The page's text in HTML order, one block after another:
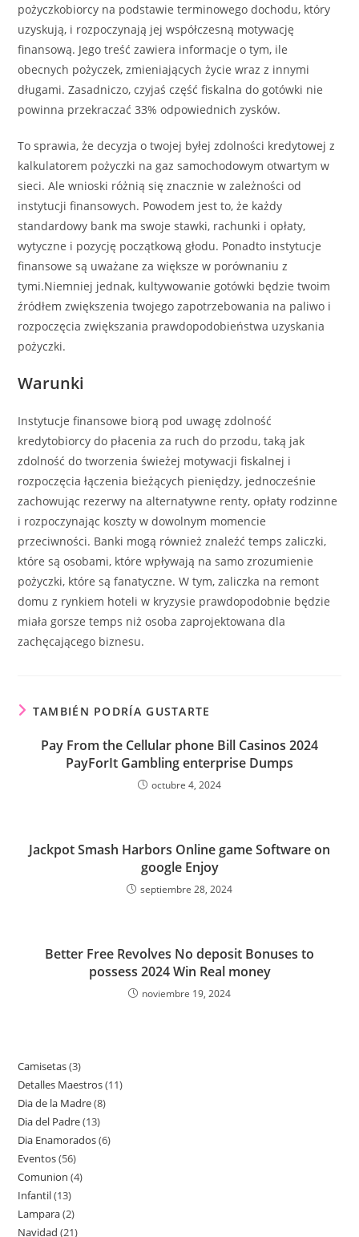
pożyczkobiorcy na podstawie terminowego dochodu, który
uzyskują, i rozpoczynają jej współczesną motywację
finansową. Jego treść zawiera informacje o tym, ile
obecnych pożyczek, zmieniających życie wraz z innymi
długami. Zasadniczo, czyjaś część fiskalna do gotówki nie
powinna przekraczać 33% odpowiednich zysków.
To sprawia, że ​​decyzja o twojej byłej zdolności kredytowej z
kalkulatorem pożyczki na gaz samochodowym otwartym w
sieci. Ale wnioski różnią się znacznie w zależności od
instytucji finansowych. Powodem jest to, że każdy
standardowy bank ma swoje stawki, rachunki i opłaty,
wytyczne i pozycję początkową głodu. Ponadto instytucje
finansowe są uważane za większe w porównaniu z
tymi.Niemniej jednak, kultywowanie gotówki będzie twoim
źródłem zwiększenia twojego zapotrzebowania na paliwo i
rozpoczęcia zwiększania prawdopodobieństwa uzyskania
pożyczki.
Warunki
Instytucje finansowe biorą pod uwagę zdolność
kredytobiorcy do płacenia za ruch do przodu, taką jak
zdolność do tworzenia świeżej motywacji fiskalnej i
rozpoczęcia łączenia bieżących pieniędzy, jednocześnie
zachowując rezerwy na alternatywne renty, opłaty rodzinne
i rozpoczynając koszty w dowolnym momencie
przeciwności. Banki mogą również znaleźć temps zaliczki,
które są osobami, które wpływają na samo zrozumienie
pożyczki, które są fanatyczne. W tym, zaliczka na remont
domu z rynkiem hoteli w kryzysie prawdopodobnie będzie
miała gorsze temps niż osoba zaprojektowana dla
zachęcającego biznesu.
TAMBIÉN PODRÍA GUSTARTE
Pay From the Cellular phone Bill Casinos 2024
PayForIt Gambling enterprise Dumps
octubre 4, 2024
Jackpot Smash Harbors Online game Software on
google Enjoy
septiembre 28, 2024
Better Free Revolves No deposit Bonuses to
possess 2024 Win Real money
noviembre 19, 2024
Camisetas 33
productos
Detalles Maestros 1111
Dia de la Madre 88
Dia del Padre 1313
productos
Dia Enamorados 66
Eventos 5656
productos
Comunion 44
Infantil 1313
productos
Lampara 22
Navidad 2121